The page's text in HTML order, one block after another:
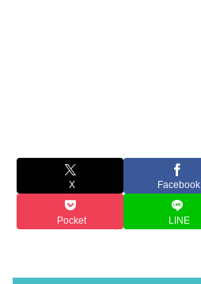
X Facebook
Pocket LINE